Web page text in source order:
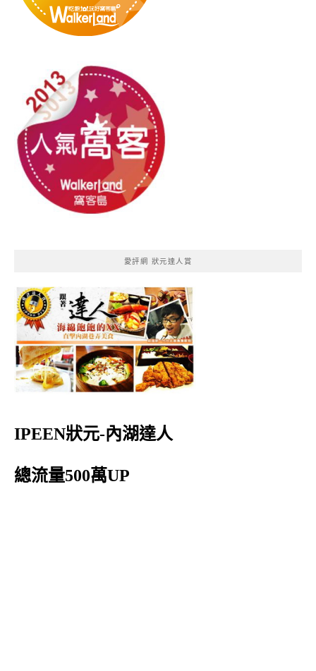
愛評網 狀元達人賞
IPEEN狀元-內湖達人
總流量500萬UP